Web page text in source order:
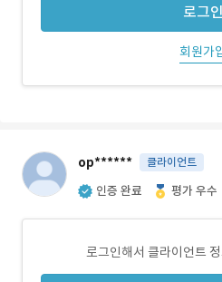
로그인
회원가
op****** 클라이언트
인증 완료 평가 우수
로그인해서 클라이언트